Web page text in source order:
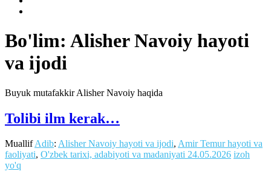
Bo'lim: Alisher Navoiy hayoti
va ijodi
Buyuk mutafakkir Alisher Navoiy haqida
Tolibi ilm kerak…
MuallifAdib: Alisher Navoiy hayoti va ijodi, Amir Temur hayoti va
faoliyati, O'zbek tarixi, adabiyoti va madaniyati 24.05.2026 izoh
yo'q